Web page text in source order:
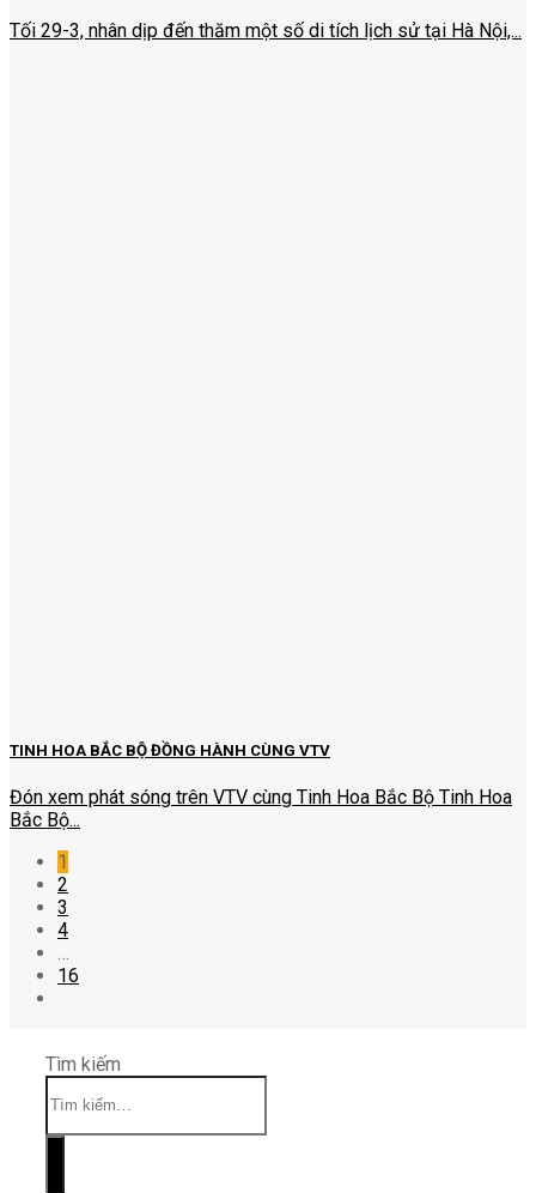
Tối 29-3, nhân dịp đến thăm một số di tích lịch sử tại Hà Nội,...
TINH HOA BẮC BỘ ĐỒNG HÀNH CÙNG VTV
Đón xem phát sóng trên VTV cùng Tinh Hoa Bắc Bộ Tinh Hoa
Bắc Bộ...
1
2
3
4
…
16
Tìm kiếm